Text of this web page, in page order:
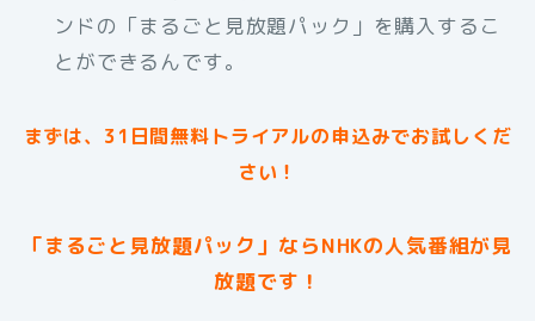
ンドの「まるごと見放題パック」を購入するこ
とができるんです。
まずは、31日間無料トライアルの申込みでお試しくだ
さい！
「まるごと見放題パック」ならNHKの人気番組が見
放題です！